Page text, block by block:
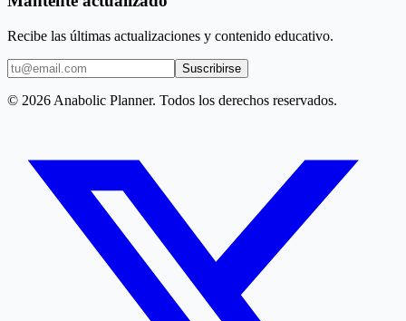
Recibe las últimas actualizaciones y contenido educativo.
Suscribirse
© 2026 Anabolic Planner. Todos los derechos reservados.